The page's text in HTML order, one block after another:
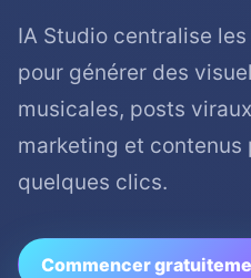
IA Studio centralise
pour générer des
musicales, posts
marketing et contenus
quelques clics.
Commencer